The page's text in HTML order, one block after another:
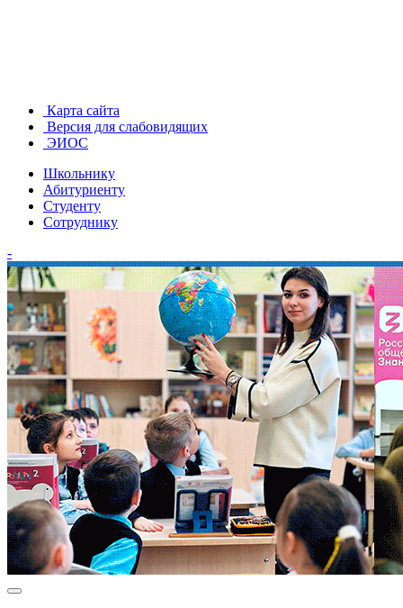
Карта сайта
Версия для слабовидящих
ЭИОС
Школьнику
Абитуриенту
Студенту
Сотруднику
-